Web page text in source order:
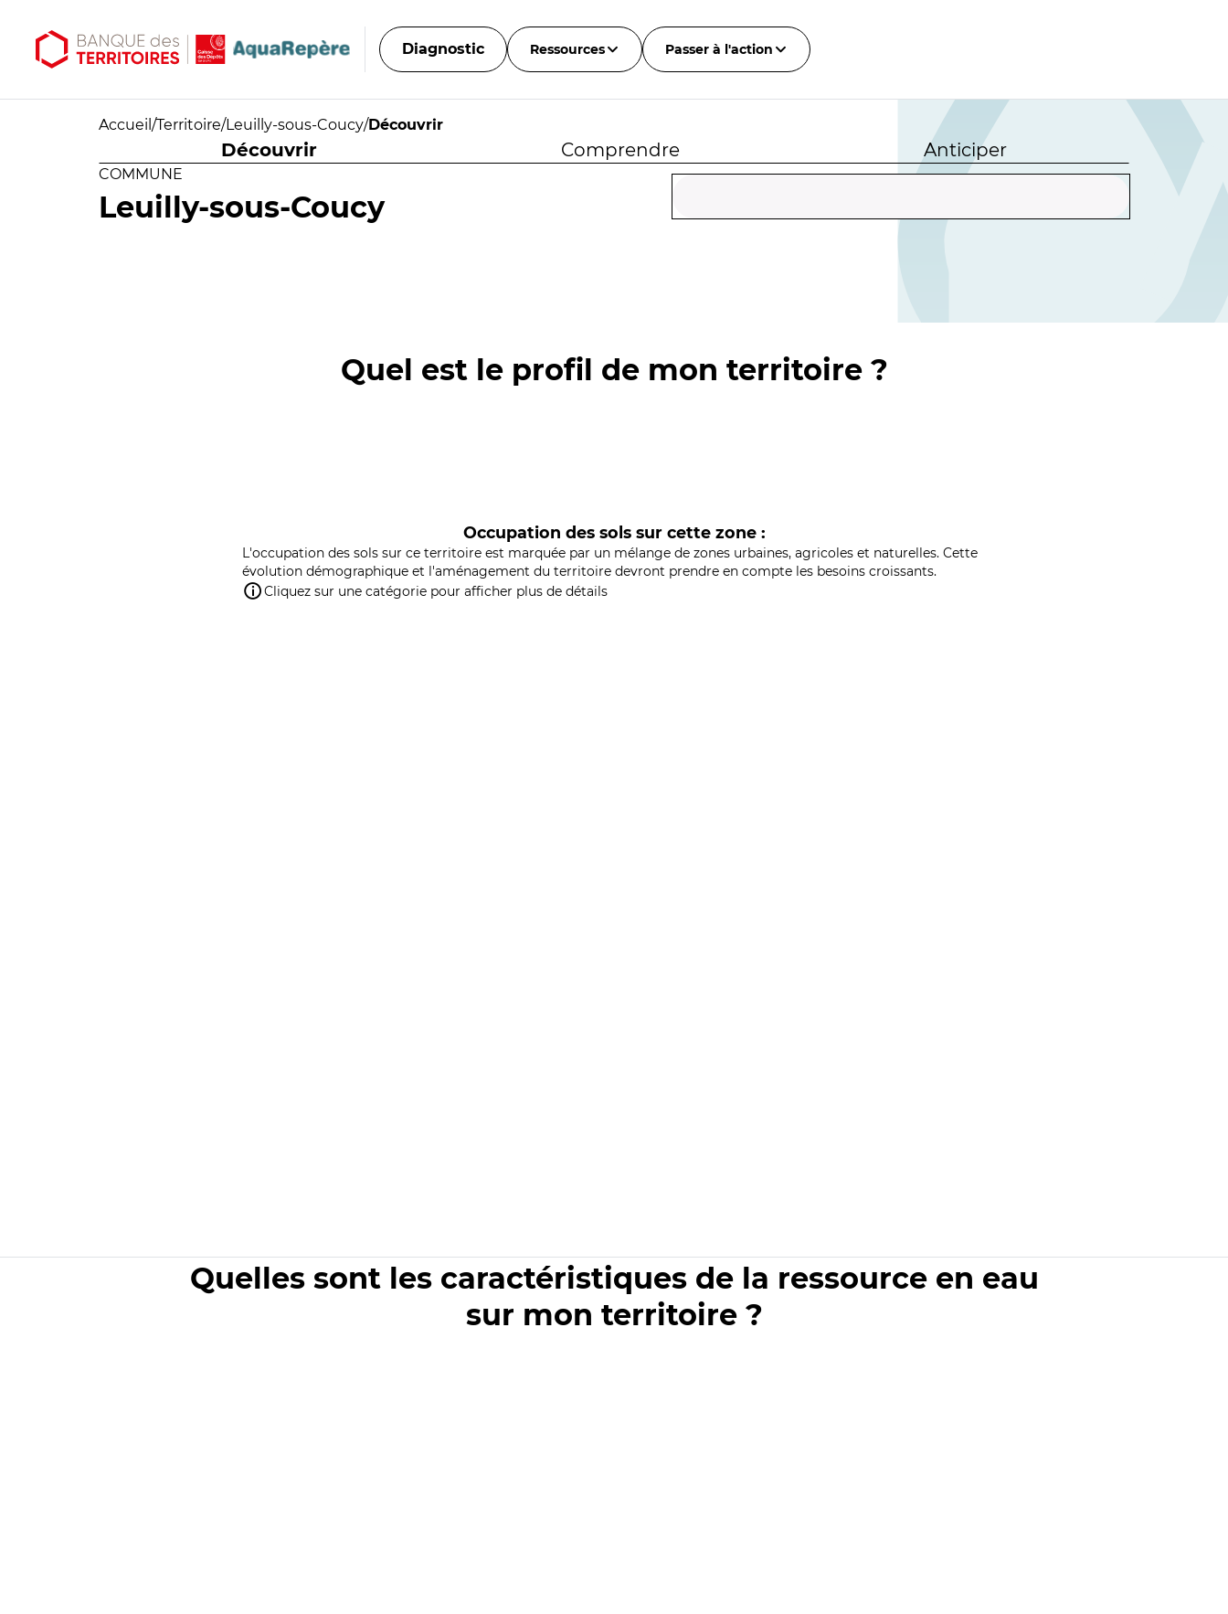
Diagnostic Ressources Passer à l'action
Accueil /Territoire/Leuilly-sous-Coucy/Découvrir
Découvrir Comprendre Anticiper
COMMUNE
Leuilly-sous-Coucy
Quel est le profil de mon territoire ?
Occupation des sols sur cette zone :
L'occupation des sols sur ce territoire est marquée par un mélange de zones urbaines, agricoles et naturelles. Cette
évolution démographique et l'aménagement du territoire devront prendre en compte les besoins croissants.
Cliquez sur une catégorie pour afficher plus de détails
Quelles sont les caractéristiques de la ressource en eau
sur mon territoire ?